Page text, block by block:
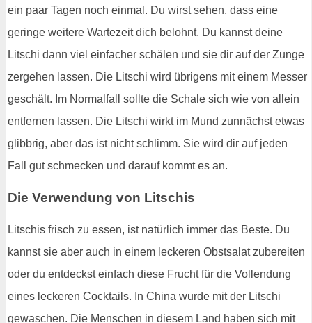
ein paar Tagen noch einmal. Du wirst sehen, dass eine
geringe weitere Wartezeit dich belohnt. Du kannst deine
Litschi dann viel einfacher schälen und sie dir auf der Zunge
zergehen lassen. Die Litschi wird übrigens mit einem Messer
geschält. Im Normalfall sollte die Schale sich wie von allein
entfernen lassen. Die Litschi wirkt im Mund zunnächst etwas
glibbrig, aber das ist nicht schlimm. Sie wird dir auf jeden
Fall gut schmecken und darauf kommt es an.
Die Verwendung von Litschis
Litschis frisch zu essen, ist natürlich immer das Beste. Du
kannst sie aber auch in einem leckeren Obstsalat zubereiten
oder du entdeckst einfach diese Frucht für die Vollendung
eines leckeren Cocktails. In China wurde mit der Litschi
gewaschen. Die Menschen in diesem Land haben sich mit